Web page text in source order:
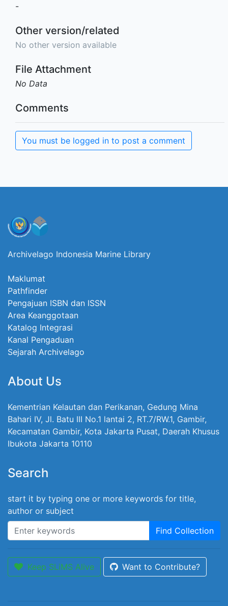
-
Other version/related
No other version available
File Attachment
No Data
Comments
You must be logged in to post a comment
Archivelago Indonesia Marine Library
Maklumat
Pathfinder
Pengajuan ISBN dan ISSN
Area Keanggotaan
Katalog Integrasi
Kanal Pengaduan
Sejarah Archivelago
About Us
Kementrian Kelautan dan Perikanan, Gedung Mina
Bahari IV, Jl. Batu III No.1 lantai 2, RT.7/RW.1, Gambir,
Kecamatan Gambir, Kota Jakarta Pusat, Daerah Khusus
Ibukota Jakarta 10110
Search
start it by typing one or more keywords for title,
author or subject
Find Collection
Keep SLiMS Alive Want to Contribute?